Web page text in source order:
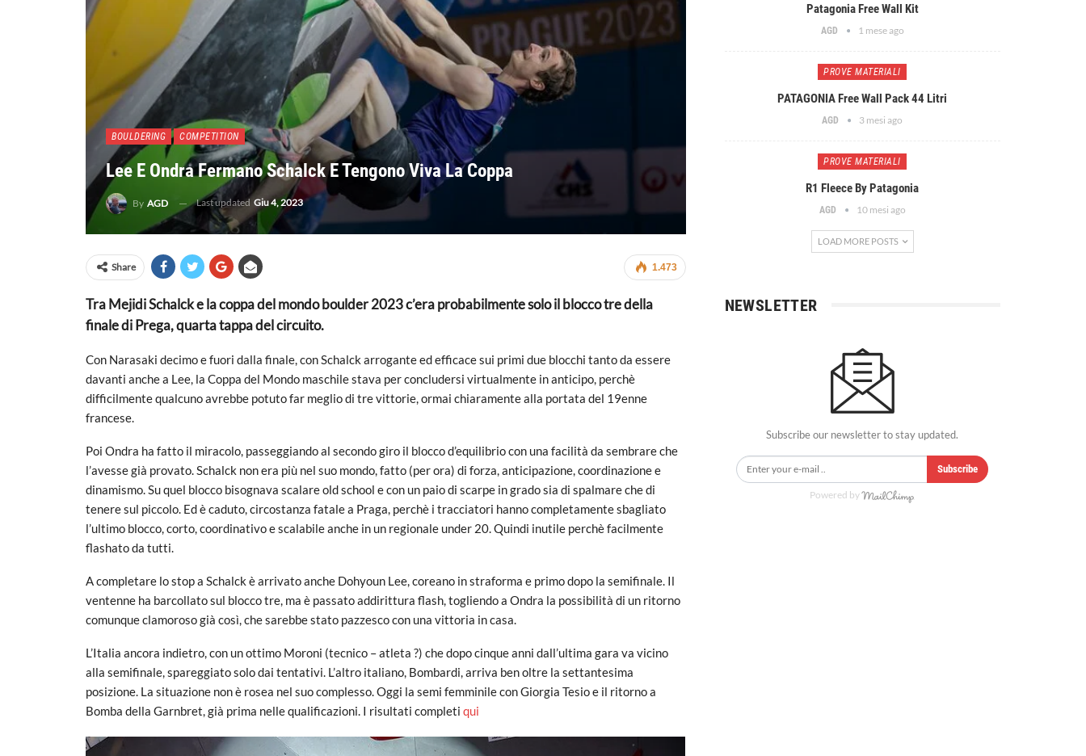
BOULDERING COMPETITION
Lee E Ondra Fermano Schalck E Tengono Viva La Coppa
By AGD Last updated Giu 4, 2023
1.473
Share
Tra Mejidi Schalck e la coppa del mondo boulder 2023 c’era probabilmente solo il blocco tre della
finale di Prega, quarta tappa del circuito.
Con Narasaki decimo e fuori dalla finale, con Schalck arrogante ed efficace sui primi due blocchi tanto da essere
davanti anche a Lee, la Coppa del Mondo maschile stava per concludersi virtualmente in anticipo, perchè
difficilmente qualcuno avrebbe potuto far meglio di tre vittorie, ormai chiaramente alla portata del 19enne
francese.
Poi Ondra ha fatto il miracolo, passeggiando al secondo giro il blocco d’equilibrio con una facilità da sembrare che
l’avesse già provato. Schalck non era più nel suo mondo, fatto (per ora) di forza, anticipazione, coordinazione e
dinamismo. Su quel blocco bisognava scalare old school e con un paio di scarpe in grado sia di spalmare che di
tenere sul piccolo. Ed è caduto, circostanza fatale a Praga, perchè i tracciatori hanno completamente sbagliato
l’ultimo blocco, corto, coordinativo e scalabile anche in un regionale under 20. Quindi inutile perchè facilmente
flashato da tutti.
A completare lo stop a Schalck è arrivato anche Dohyoun Lee, coreano in straforma e primo dopo la semifinale. Il
ventenne ha barcollato sul blocco tre, ma è passato addirittura flash, togliendo a Ondra la possibilità di un ritorno
comunque clamoroso già così, che sarebbe stato pazzesco con una vittoria in casa.
L’Italia ancora indietro, con un ottimo Moroni (tecnico – atleta ?) che dopo cinque anni dall’ultima gara va vicino
alla semifinale, spareggiato solo dai tentativi. L’altro italiano, Bombardi, arriva ben oltre la settantesima
posizione. La situazione non è rosea nel suo complesso. Oggi la semi femminile con Giorgia Tesio e il ritorno a
Bomba della Garnbret, già prima nelle qualificazioni. I risultati completi qui
Patagonia Free Wall Kit
AGD 1 mese ago
PROVE MATERIALI
PATAGONIA Free Wall Pack 44 Litri
AGD 3 mesi ago
PROVE MATERIALI
R1 Fleece By Patagonia
AGD 10 mesi ago
LOAD MORE POSTS
NEWSLETTER
Subscribe our newsletter to stay updated.
Subscribe
Powered by